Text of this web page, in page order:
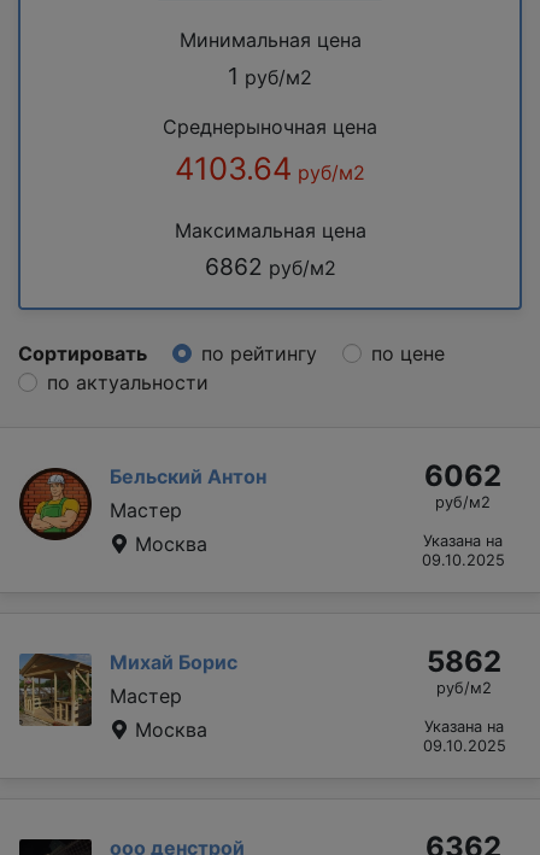
Минимальная цена
1 руб/м2
Среднерыночная цена
4103.64 руб/м2
Максимальная цена
6862 руб/м2
Сортировать по рейтингу
по цене
по актуальности
Бельский Антон
Мастер
Москва
6062
руб/м2
Указана на
09.10.2025
Михай Борис
Мастер
Москва
5862
руб/м2
Указана на
09.10.2025
ооо денстрой
6362